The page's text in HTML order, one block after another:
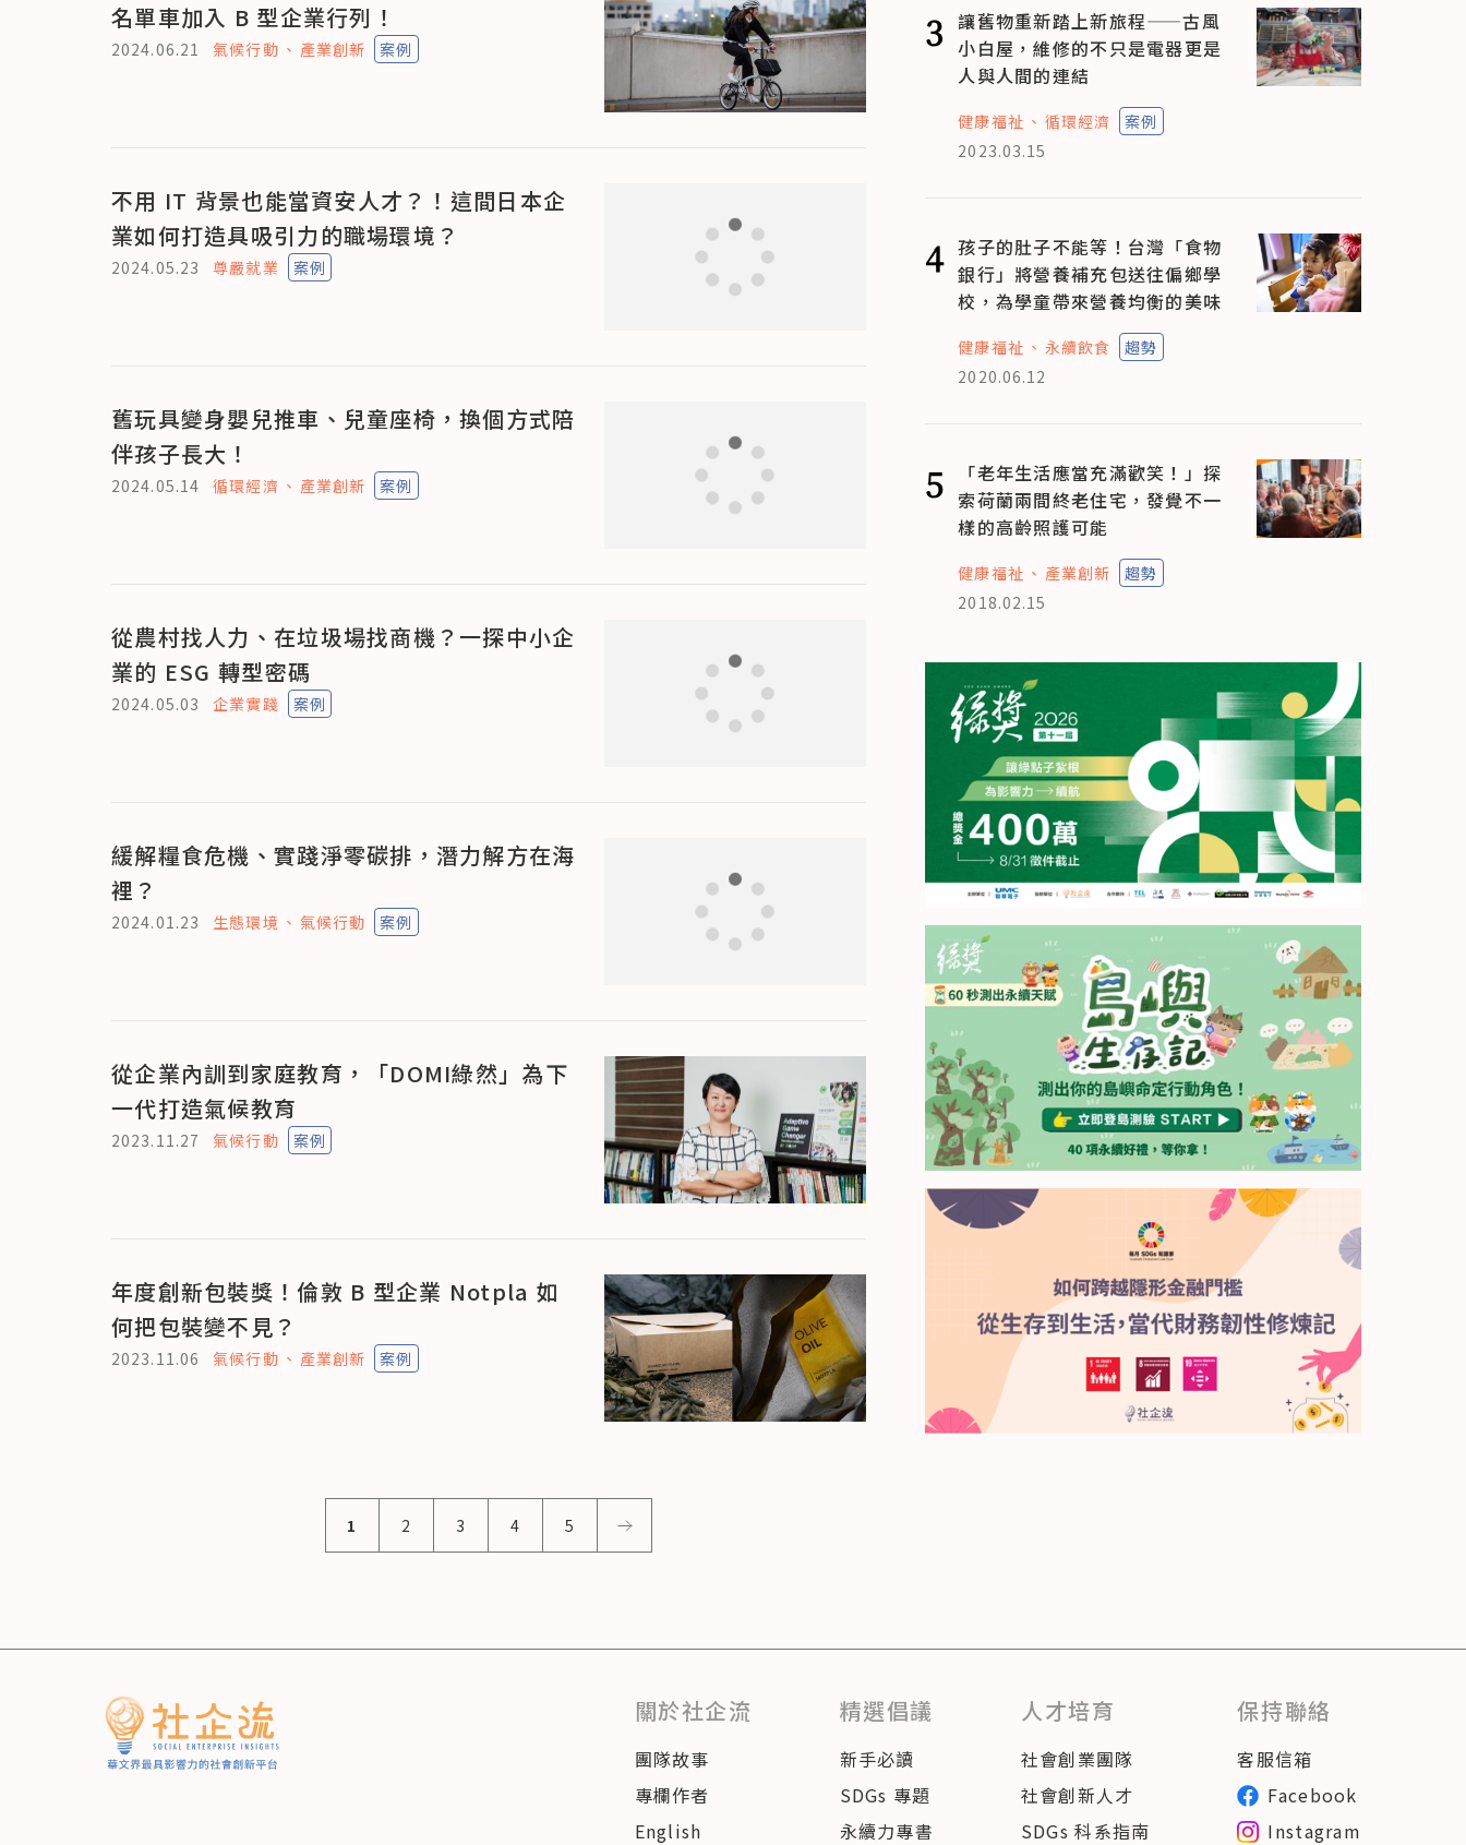
名單車加入 B 型企業行列！
2024.06.21 氣候行動 產業創新 案例
不用 IT 背景也能當資安人才？！這間日本企
業如何打造具吸引力的職場環境？
2024.05.23 尊嚴就業 案例
舊玩具變身嬰兒推車、兒童座椅，換個方式陪
伴孩子長大！
2024.05.14 循環經濟 產業創新 案例
從農村找人力、在垃圾場找商機？一探中小企
業的 ESG 轉型密碼
2024.05.03 企業實踐 案例
緩解糧食危機、實踐淨零碳排，潛力解方在海
裡？
2024.01.23 生態環境 氣候行動 案例
從企業內訓到家庭教育，「DOMI綠然」為下
一代打造氣候教育
2023.11.27 氣候行動 案例
年度創新包裝獎！倫敦 B 型企業 Notpla 如
何把包裝變不見？
2023.11.06 氣候行動 產業創新 案例
1 2 3 4 5
3
讓舊物重新踏上新旅程——古風
小白屋，維修的不只是電器更是
人與人間的連結
健康福祉 循環經濟
案例
2023.03.15
4 孩子的肚子不能等！台灣「食物
銀行」將營養補充包送往偏鄉學
校，為學童帶來營養均衡的美味
健康福祉 永續飲食
趨勢
2020.06.12
5
「老年生活應當充滿歡笑！」探
索荷蘭兩間終老住宅，發覺不一
樣的高齡照護可能
健康福祉 產業創新
趨勢
2018.02.15
關於社企流
團隊故事
專欄作者
English
精選倡議
新手必讀
SDGs 專題
永續力專書
人才培育
社會創業團隊
社會創新人才
SDGs 科系指南
保持聯絡
客服信箱
Facebook
Instagram